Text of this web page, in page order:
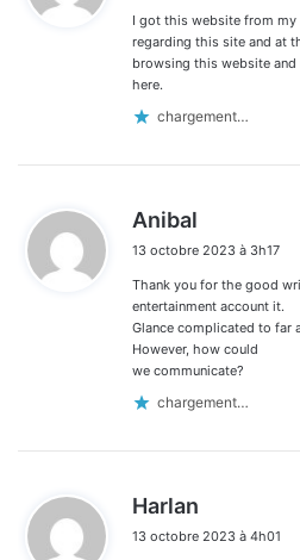
:
I got this website from
regarding this site and at
browsing this website
here.
chargement…
Anibal
t
:
13 octobre 2023 à 3h17
Thank you for the good
entertainment account it.
Glance complicated to far
However, how could
we communicate?
chargement…
Harlan
t
13 octobre 2023 à 4h01